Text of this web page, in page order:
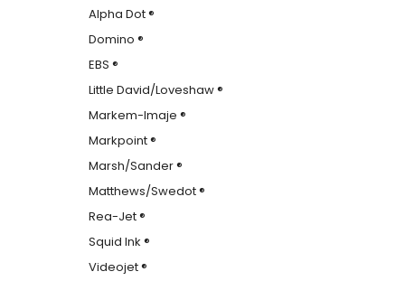
Alpha Dot ®
Domino ®
EBS ®
Little David/Loveshaw ®
Markem-Imaje ®
Markpoint ®
Marsh/Sander ®
Matthews/Swedot ®
Rea-Jet ®
Squid Ink ®
Videojet ®